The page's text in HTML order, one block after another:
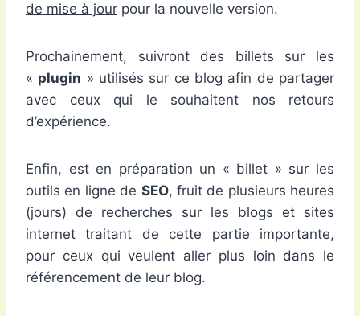
de mise à jour pour la nouvelle version.
Prochainement, suivront des billets sur les
« plugin » utilisés sur ce blog afin de partager
avec ceux qui le souhaitent nos retours
d’expérience.
Enfin, est en préparation un « billet » sur les
outils en ligne de SEO, fruit de plusieurs heures
(jours) de recherches sur les blogs et sites
internet traitant de cette partie importante,
pour ceux qui veulent aller plus loin dans le
référencement de leur blog.